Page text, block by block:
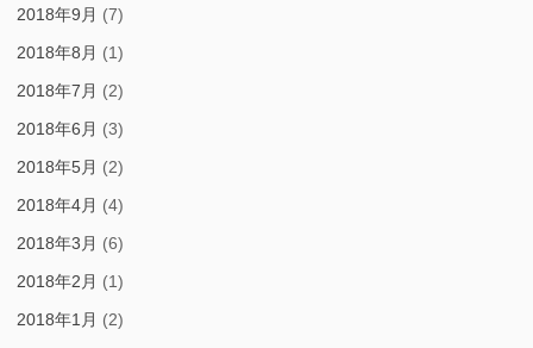
2018年9月 (7)
2018年8月 (1)
2018年7月 (2)
2018年6月 (3)
2018年5月 (2)
2018年4月 (4)
2018年3月 (6)
2018年2月 (1)
2018年1月 (2)